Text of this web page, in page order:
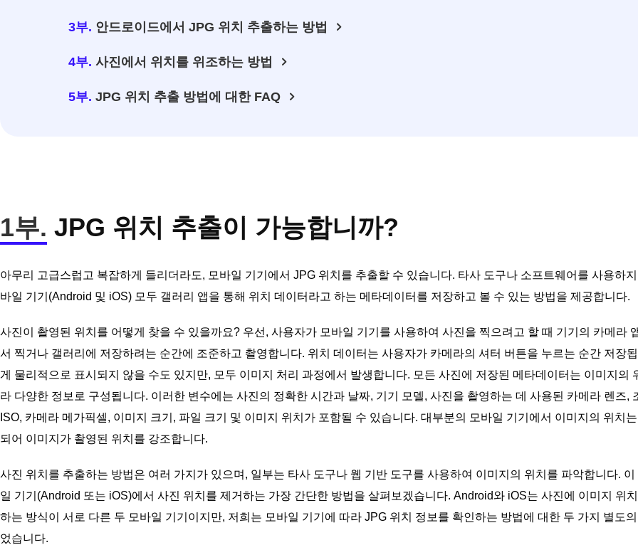
3부. 안드로이드에서 JPG 위치 추출하는 방법
4부. 사진에서 위치를 위조하는 방법
5부. JPG 위치 추출 방법에 대한 FAQ
1부. JPG 위치 추출이 가능합니까?
아무리 고급스럽고 복잡하게 들리더라도, 모바일 기기에서 JPG 위치를 추출할 수 있습니다. 타사 도구나 소프트웨어를 사용하
바일 기기(Android 및 iOS) 모두 갤러리 앱을 통해 위치 데이터라고 하는 메타데이터를 저장하고 볼 수 있는 방법을 제공합니다.
사진이 촬영된 위치를 어떻게 찾을 수 있을까요? 우선, 사용자가 모바일 기기를 사용하여 사진을 찍으려고 할 때 기기의 카메라
서 찍거나 갤러리에 저장하려는 순간에 조준하고 촬영합니다. 위치 데이터는 사용자가 카메라의 셔터 버튼을 누르는 순간 저장
게 물리적으로 표시되지 않을 수도 있지만, 모두 이미지 처리 과정에서 발생합니다. 모든 사진에 저장된 메타데이터는 이미지의
라 다양한 정보로 구성됩니다. 이러한 변수에는 사진의 정확한 시간과 날짜, 기기 모델, 사진을 촬영하는 데 사용된 카메라 렌즈,
ISO, 카메라 메가픽셀, 이미지 크기, 파일 크기 및 이미지 위치가 포함될 수 있습니다. 대부분의 모바일 기기에서 이미지의 위치는
되어 이미지가 촬영된 위치를 강조합니다.
사진 위치를 추출하는 방법은 여러 가지가 있으며, 일부는 타사 도구나 웹 기반 도구를 사용하여 이미지의 위치를 파악합니다.
일 기기(Android 또는 iOS)에서 사진 위치를 제거하는 가장 간단한 방법을 살펴보겠습니다. Android와 iOS는 사진에 이미지 위
하는 방식이 서로 다른 두 모바일 기기이지만, 저희는 모바일 기기에 따라 JPG 위치 정보를 확인하는 방법에 대한 두 가지 별도
었습니다.